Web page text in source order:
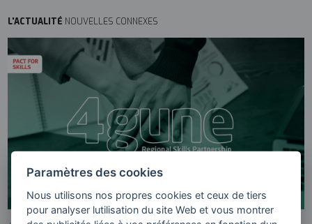
L'ACTUALITÉ NOUVELLES CONNEXES
Paramètres des cookies
Nous utilisons nos propres cookies et ceux de tiers
pour analyser lutilisation du site Web et vous montrer